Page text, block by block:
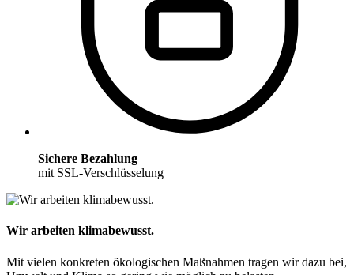
Sichere Bezahlung
mit SSL-Verschlüsselung
Wir arbeiten klimabewusst.
Mit vielen konkreten ökologischen Maßnahmen tragen wir dazu bei,